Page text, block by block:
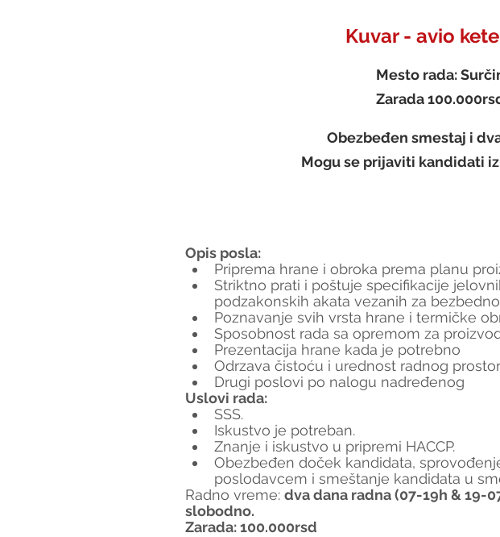
Kuvar - avio
Mesto rada:
Zarada
Obezbeđen smestaj i
Mogu se prijaviti kandidati
Opis posla:
Priprema hrane i obroka prema planu
Striktno prati i poštuje specifikacije
podzakonskih akata vezanih za
Poznavanje svih vrsta hrane i termičke
Sposobnost rada sa opremom za
Prezentacija hrane kada je potrebno
Odrzava čistoću i urednost radnog
Drugi poslovi po nalogu nadređenog
Uslovi rada:
SSS.
Iskustvo je potreban.
Znanje i iskustvo u pripremi HACCP.
Obezbeđen doček kandidata,
poslodavcem i smeštanje kandidata u
Radno vreme: dva dana radna (07-19h & 19-
slobodno.
Zarada: 100.000rsd